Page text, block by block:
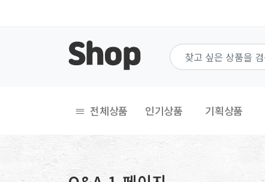
전체상품 인기상품 기획상품